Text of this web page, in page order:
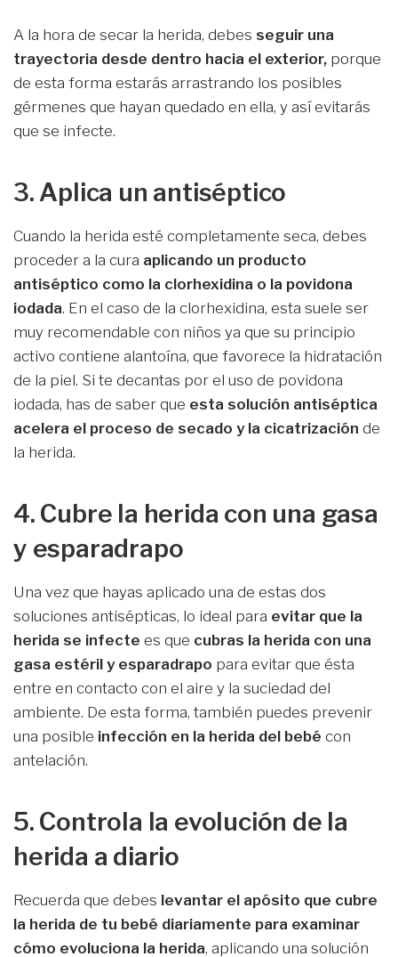
A la hora de secar la herida, debes seguir una
trayectoria desde dentro hacia el exterior, porque
de esta forma estarás arrastrando los posibles
gérmenes que hayan quedado en ella, y así evitarás
que se infecte.
3. Aplica un antiséptico
Cuando la herida esté completamente seca, debes
proceder a la cura aplicando un producto
antiséptico como la clorhexidina o la povidona
iodada. En el caso de la clorhexidina, esta suele ser
muy recomendable con niños ya que su principio
activo contiene alantoína, que favorece la hidratación
de la piel. Si te decantas por el uso de povidona
iodada, has de saber que esta solución antiséptica
acelera el proceso de secado y la cicatrización de
la herida.
4. Cubre la herida con una gasa
y esparadrapo
Una vez que hayas aplicado una de estas dos
soluciones antisépticas, lo ideal para evitar que la
herida se infecte es que cubras la herida con una
gasa estéril y esparadrapo para evitar que ésta
entre en contacto con el aire y la suciedad del
ambiente. De esta forma, también puedes prevenir
una posible infección en la herida del bebé con
antelación.
5. Controla la evolución de la
herida a diario
Recuerda que debes levantar el apósito que cubre
la herida de tu bebé diariamente para examinar
cómo evoluciona la herida, aplicando una solución